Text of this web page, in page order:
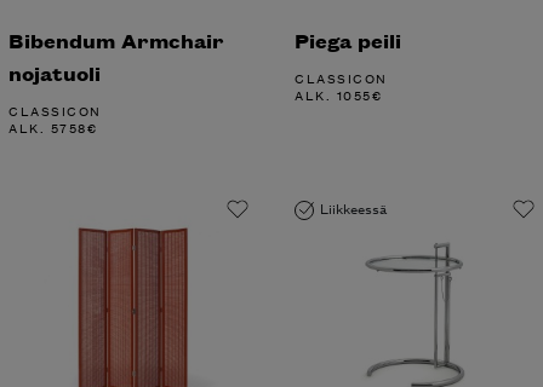
Bibendum Armchair
nojatuoli
CLASSICON
ALK. 5758€
Piega peili
CLASSICON
ALK. 1055€
Liikkeessä